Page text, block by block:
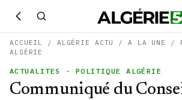
ACCUEIL / ALGÉRIE ACTU /A LA UNE /
ALGÉRIE
ACTUALITES · POLITIQUE ALGÉRIE
Communiqué du